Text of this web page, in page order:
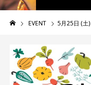
EVENT 5月25日 (土